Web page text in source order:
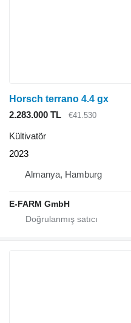
Horsch terrano 4.4 gx
2.283.000 TL
€41.530
Kültivatör
2023
Almanya, Hamburg
E-FARM GmbH